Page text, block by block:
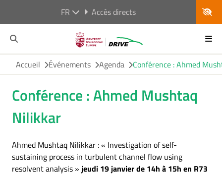
FR Accès directs
Accueil Événements Agenda Conférence : Ahmed
Conférence : Ahmed Mushtaq
Nilikkar
Ahmed Mushtaq Nilikkar : « Investigation of self-
sustaining process in turbulent channel flow using
resolvent analysis » jeudi 19 janvier de 14h à 15h en R73